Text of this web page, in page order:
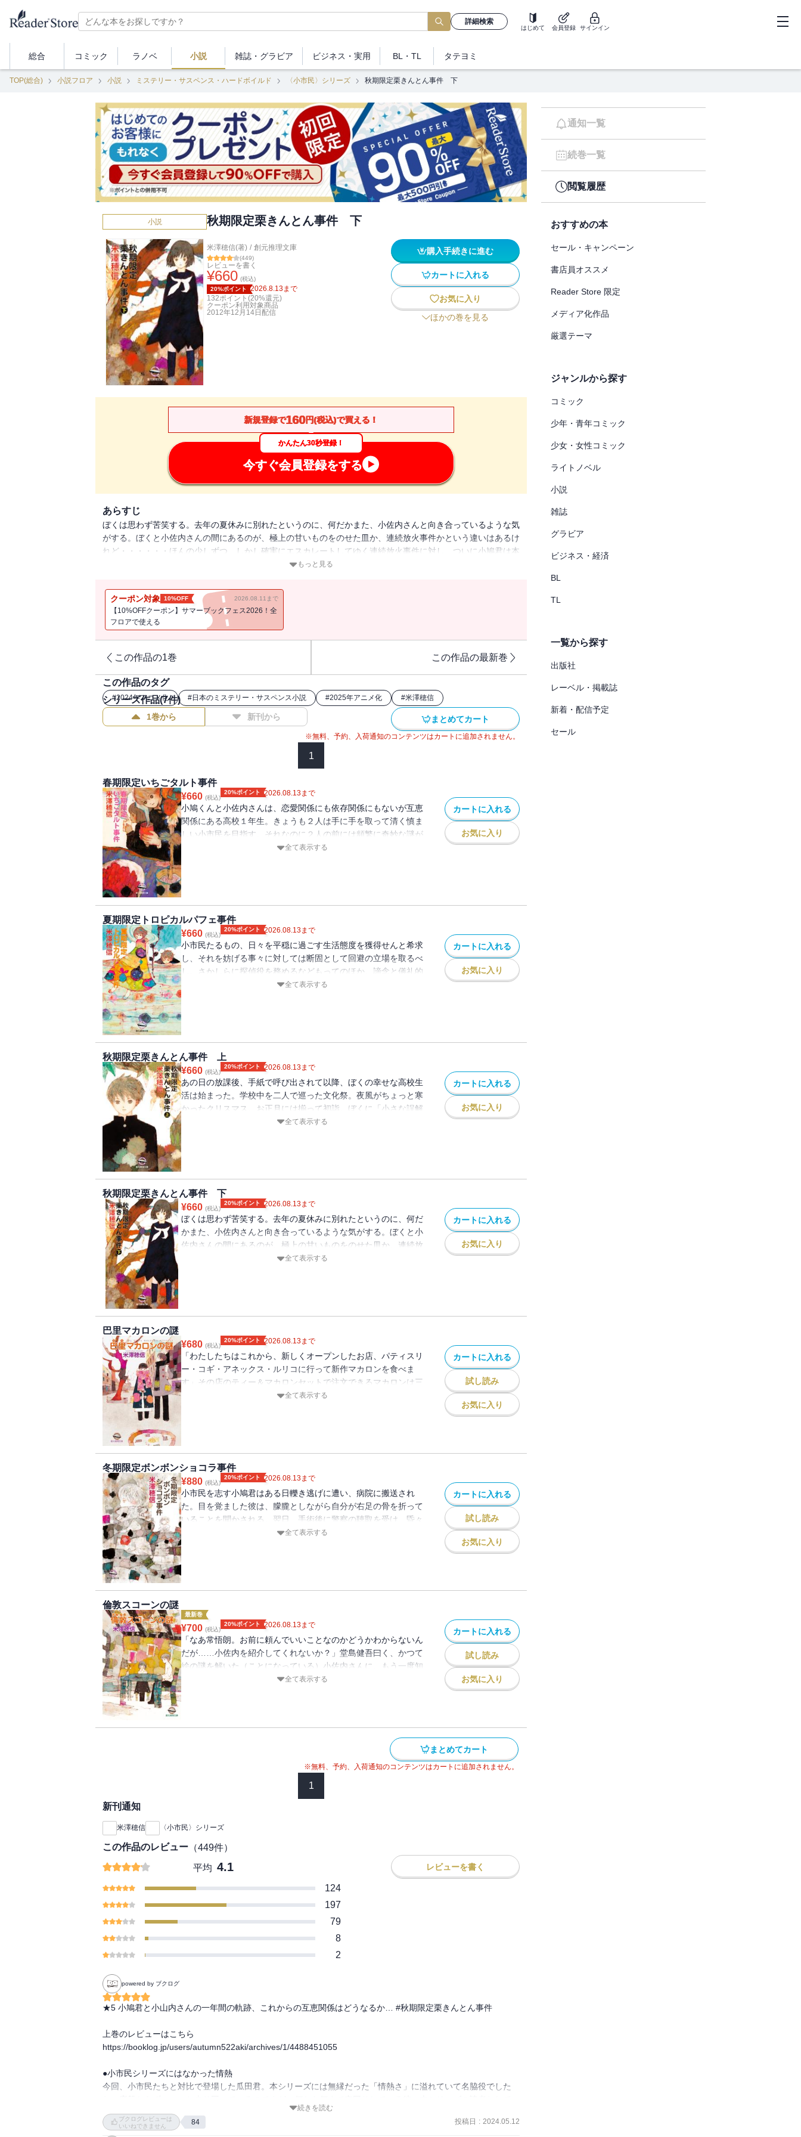
詳細検索
はじめて 会員登録 サインイン
総合 コミック ラノベ 小説 雑誌・ グラビア ビジネス ・実用 BL・TL タテヨミ
TOP(総合) 小説フロア 小説 ミステリー・サスペンス・ハードボイルド 〈小市民〉シリーズ 秋期限定栗きんとん事件 下
小説 秋期限定栗きんとん事件 下
米澤穂信(著) / 創元推理文庫
(449)
レビューを書く
¥660 (税込)
20%ポイント
2026.8.13まで
132ポイント(20%還元)
クーポン利用対象商品
2012年12月14日 配信
購入手続きに進む
カートに入れる
お気に入り
ほかの巻を見る
新規登録で160円(税込)で買える！
かんたん30秒登録！
今すぐ会員登録をする
あらすじ
ぼくは思わず苦笑する。去年の夏休みに別れたというのに、何だかまた、小佐内さんと向き合っているような気
がする。ぼくと小佐内さんの間にあるのが、極上の甘いものをのせた皿か、連続放火事件かという違いはあるけ
れど・・・・・・ほんの少しずつ、しかし確実にエスカレートしてゆく連続放火事件に対し、ついに小鳩君は本
格的に推理を巡らし始める。小鳩君と小佐内さんの再会はいつ？
もっと見る
クーポン対象 10%OFF 2026.08.11まで
【10%OFFクーポン】サマーブックフェス2026！全
フロアで使える
この作品の1巻 この作品の最新巻
この作品のタグ
#2024年アニメ化 #日本のミステリー・サスペンス小説 #2025年アニメ化 #米澤穂信
シリーズ作品(7件)
1巻から 新刊から まとめてカート
※無料、予約、入荷通知のコンテンツはカートに追加されません。
1
春期限定いちごタルト事件
¥660 (税込)
20%ポイント 2026.08.13まで
小鳩くんと小佐内さんは、恋愛関係にも依存関係にもないが互恵
関係にある高校１年生。きょうも２人は手に手を取って清く慎ま
しい小市民を目指す。それなのに２人の前には頻繁に奇妙な謎が
現れる。消えたポシェット、意図不明の２枚の絵、おいしいココ
全て表示する
カートに入れる
お気に入り
夏期限定トロピカルパフェ事件
¥660 (税込)
20%ポイント 2026.08.13まで
小市民たるもの、日々を平穏に過ごす生活態度を獲得せんと希求
し、それを妨げる事々に対しては断固として回避の立場を取るべ
し。さかしらに探偵役を務めるなどもってのほか。諦念と儀礼的
無関心を心の中で育んで、そしていつか掴むんだ、あの小市民の
全て表示する
カートに入れる
お気に入り
秋期限定栗きんとん事件 上
¥660 (税込)
20%ポイント 2026.08.13まで
あの日の放課後、手紙で呼び出されて以降、ぼくの幸せな高校生
活は始まった。学校中を二人で巡った文化祭。夜風がちょっと寒
かったクリスマス。お正月には揃って初詣。ぼくに「小さな誤解
でやきもち焼いて口げんか」みたいな日が来るとは、実際、まる
全て表示する
カートに入れる
お気に入り
秋期限定栗きんとん事件 下
¥660 (税込)
20%ポイント 2026.08.13まで
ぼくは思わず苦笑する。去年の夏休みに別れたというのに、何だ
かまた、小佐内さんと向き合っているような気がする。ぼくと小
佐内さんの間にあるのが、極上の甘いものをのせた皿か、連続放
火事件かという違いはあるけれど・・・・・・ほんの少しずつ、
全て表示する
カートに入れる
お気に入り
巴里マカロンの謎
¥680 (税込)
20%ポイント 2026.08.13まで
「わたしたちはこれから、新しくオープンしたお店、パティスリ
ー・コギ・アネックス・ルリコに行って新作マカロンを食べま
す」その店のティー＆マカロンセットで注文できるマカロンは三
種類。しかし小佐内さんの皿には、あるはずのない四つめのマカ
小市民になるべく互恵関係を結んだあのふたりが帰ってきまし
た！ お待ちかねシリーズ十一年ぶりの新刊、四編収録の作品集
登場。／【収録作】「巴里マカロンの謎」／「紐育チーズケーキ
の謎」／「伯林あげぱんの謎」／「花府シュークリームの謎」
全て表示する
カートに入れる
試し読み
お気に入り
冬期限定ボンボンショコラ事件
¥880 (税込)
20%ポイント 2026.08.13まで
小市民を志す小鳩君はある日轢き逃げに遭い、病院に搬送され
た。目を覚ました彼は、朦朧としながら自分が右足の骨を折って
いることを聞かされる。翌日、手術後に警察の聴取を受け、昏々
と眠る小鳩君の枕元には、同じく小市民を志す小佐内さんからの
全て表示する
カートに入れる
試し読み
お気に入り
倫敦スコーンの謎
最新巻
¥700 (税込)
20%ポイント 2026.08.13まで
「なあ常悟朗。お前に頼んでいいことなのかどうかわからないん
だが……小佐内を紹介してくれないか？」堂島健吾曰く、かつて
絵の謎を解いた（ことになっている）小佐内さんに、もう一度知
恵を借りたいのだという。──美術家の縞大我が、サンフランシ
小鳩君と小佐内さんの謎解きの日々。大人気シリーズ、待望の第
二作品集。四編を収録。／【目次】桑港クッキーの謎／羅馬ジェ
ラートの謎／倫敦スコーンの謎／維納ザッハトルテの謎
全て表示する
カートに入れる
試し読み
お気に入り
まとめてカート
※無料、予約、入荷通知のコンテンツはカートに追加されません。
1
新刊通知
米澤穂信 〈小市民〉シリーズ
この作品のレビュー （449件）
平均 4.1 レビューを書く
124
197
79
8
2
powered by ブクログ
★5 小鳩君と小山内さんの一年間の軌跡、これからの互恵関係はどうなるか… #秋期限定栗きんとん事件
上巻のレビューはこちら
https://booklog.jp/users/autumn522aki/archives/1/4488451055
●小市民シリーズにはなかった情熱
今回、小市民たちと対比で登場した瓜田君。本シリーズには無縁だった「情熱さ」に溢れていて名脇役でした
は、若干興醒めキャラな感じもするのですが、成果を出したいという若い気持ちにほだされてしまいますね。私
はこれからの彼を応援したいですね。
続きを読む
ブクログレビューは
いいねできません
84 投稿日 : 2024.05.12
通知一覧
続巻一覧
閲覧履歴
おすすめの本
セール・キャンペーン
書店員オススメ
Reader Store 限定
メディア化作品
厳選テーマ
ジャンルから探す
コミック
少年・青年コミック
少女・女性コミック
ライトノベル
小説
雑誌
グラビア
ビジネス・経済
BL
TL
一覧から探す
出版社
レーベル・掲載誌
新着・配信予定
セール